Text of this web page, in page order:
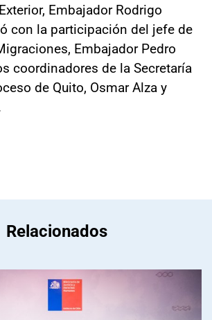
Embajador Rodrigo
con la participación del jefe de
Embajador Pedro
coordinadores de la Secretaría
de Quito, Osmar Alza y
Relacionados